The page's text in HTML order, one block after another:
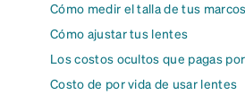
Cómo medir el talla de tus marcos
Cómo ajustar tus lentes
Los costos ocultos que pagas
Costo de por vida de usar lentes